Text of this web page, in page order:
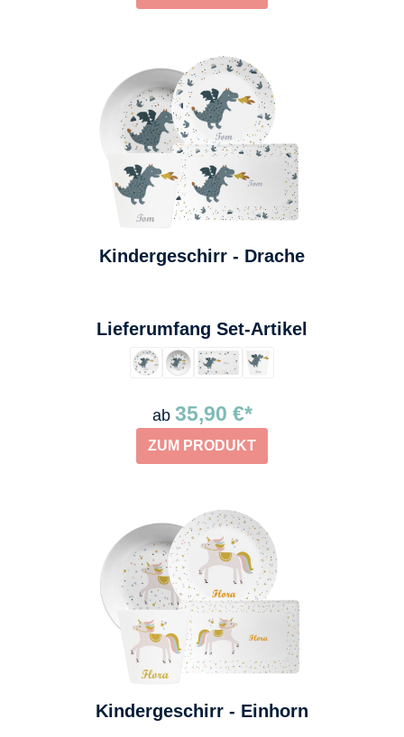
Kindergeschirr - Drache
Lieferumfang Set-Artikel
ab 35,90 €*
ZUM PRODUKT
Kindergeschirr - Einhorn